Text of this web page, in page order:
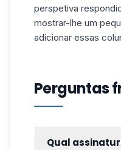
perspetiva
mostrar-lhe um
adicionar essas
Perguntas
Qual